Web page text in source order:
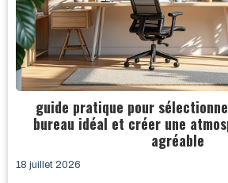
guide pratique pour
bureau idéal et créer une
agréable
18 juillet 2026